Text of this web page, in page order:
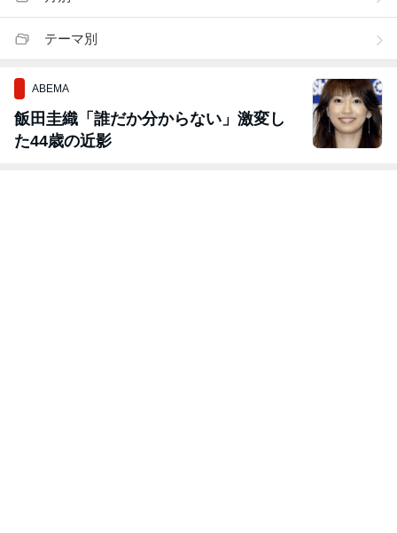
テーマ別
ABEMA
飯田圭織「誰だか分からない」激変し
た44歳の近影